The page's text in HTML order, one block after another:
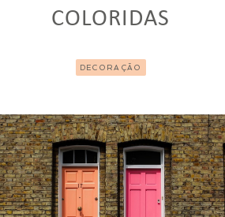
COLORIDAS
DECORAÇÃO